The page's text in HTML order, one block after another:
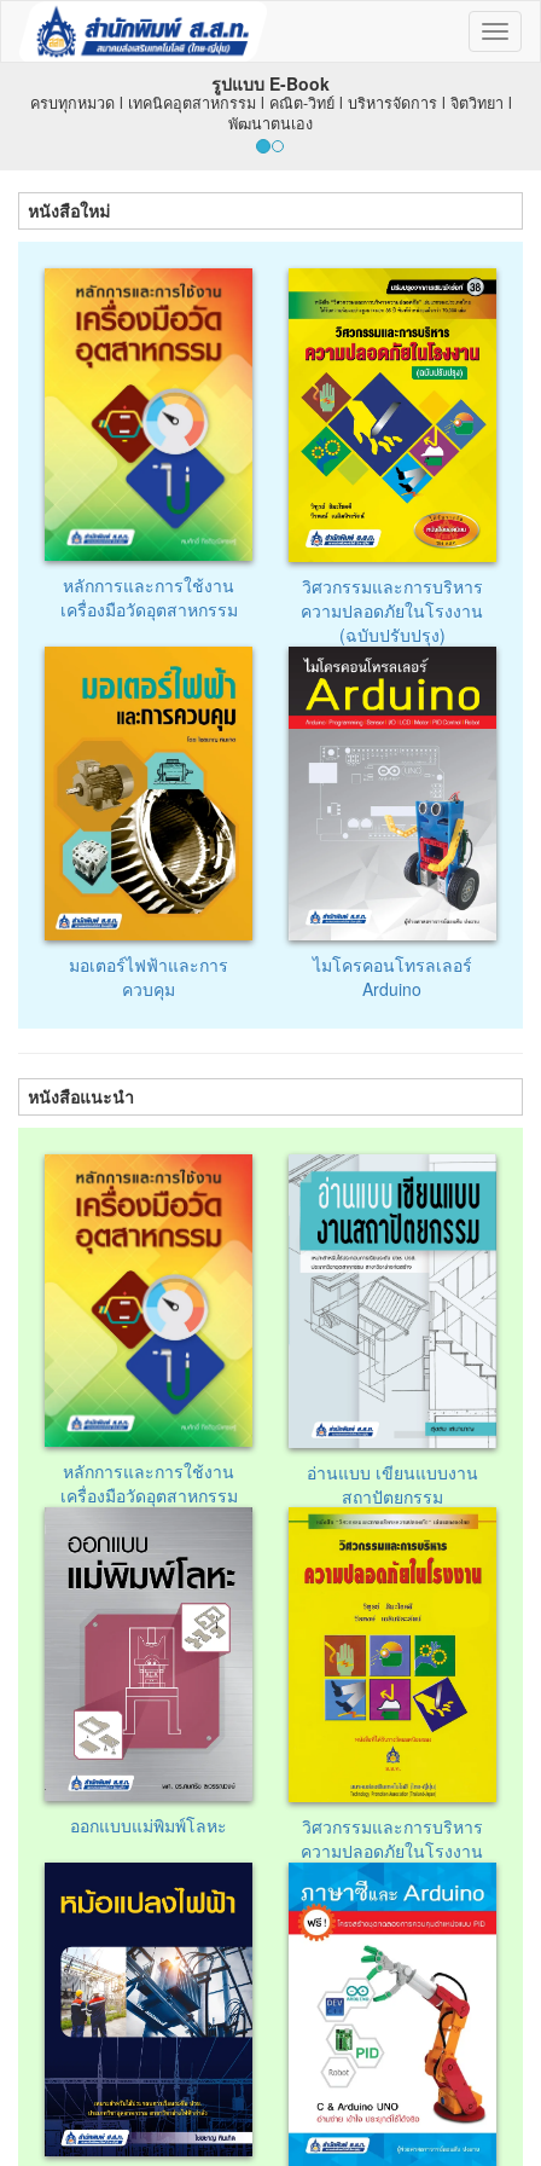
อุตสาหกรรม l คณิต-วิทย์ l บริหารจัดการ l จิตวิทยา l
หนังสือ-ตำรา l หนังสือที่ร
หนังสือใหม่
หลักการและการใช้งาน
เครื่องมือวัดอุตสาหกรรม
วิศวกรรมและการบริหาร
ความปลอดภัยในโรงงาน
(ฉบับปรับปรุง)
มอเตอร์ไฟฟ้าและการ
ควบคุม
ไมโครคอนโทรลเลอร์
Arduino
หนังสือแนะนำ
หลักการและการใช้งาน
เครื่องมือวัดอุตสาหกรรม
อ่านแบบ เขียนแบบงาน
สถาปัตยกรรม
ออกแบบแม่พิมพ์โลหะ
วิศวกรรมและการบริหาร
ความปลอดภัยในโรงงาน